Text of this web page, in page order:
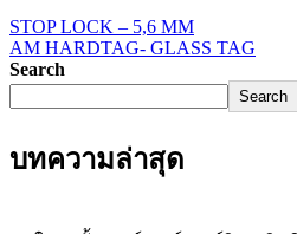
STOP LOCK – 5,6 MM
AM HARDTAG- GLASS TAG
Search
Search
บทความล่าสุด